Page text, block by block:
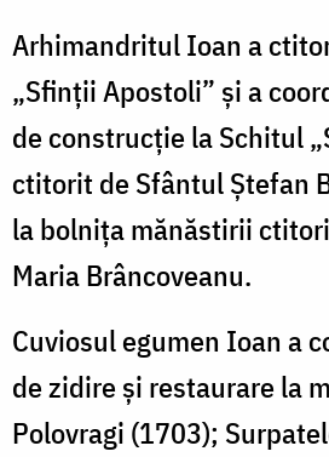
Arhimandritul Ioan a
„Sfinții Apostoli” și a
de construcție la Schitul
ctitorit de Sfântul Ștefan
la bolnița mănăstirii
Maria Brâncoveanu.
Cuviosul egumen Ioan a
de zidire şi restaurare la
Polovragi (1703);